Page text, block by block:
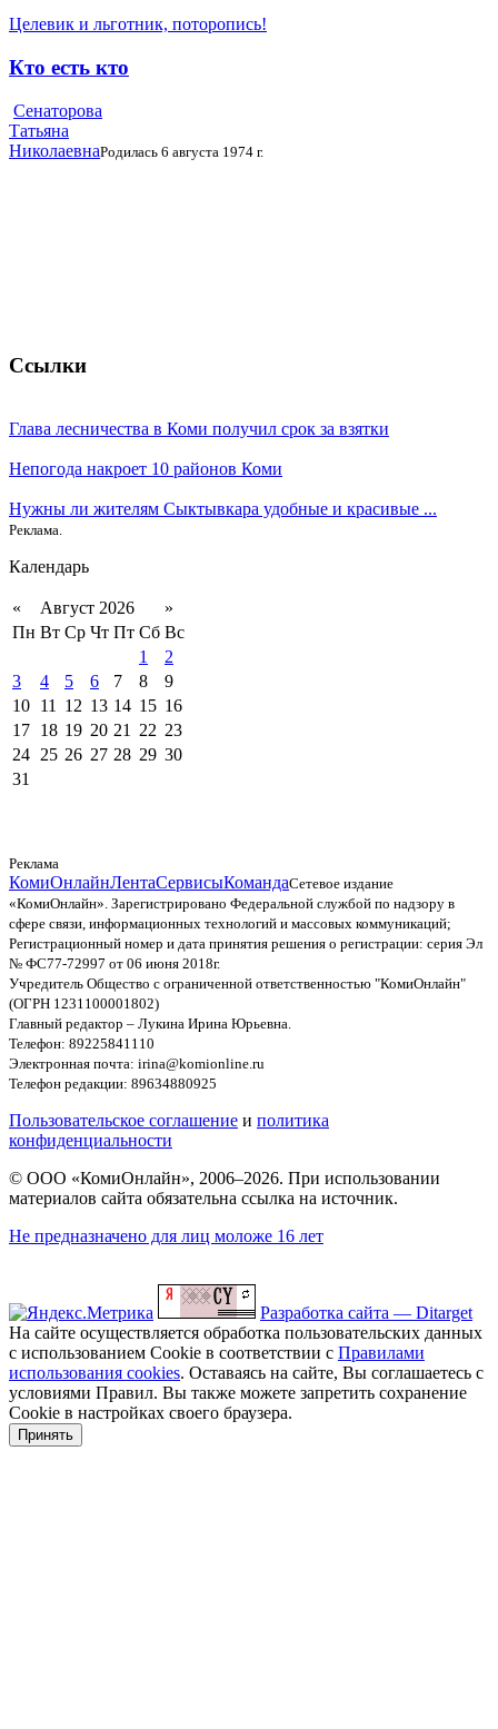
Целевик и льготник, поторопись!
Кто есть кто
Сенаторова
Татьяна
НиколаевнаРодилась 6 августа 1974 г.
Ссылки
Глава лесничества в Коми получил срок за взятки
Непогода накроет 10 районов Коми
Нужны ли жителям Сыктывкара удобные и красивые ...
Реклама.
Календарь
« Август 2026
»
Пн Вт Ср Чт Пт Сб Вс
1
2
3
4 5 6 7 8
9
10 11 12 13 14 15 16
17 18 19 20 21 22 23
24 25 26 27 28 29 30
31
Реклама
КомиОнлайнЛентаСервисыКомандаСетевое издание
«КомиОнлайн». Зарегистрировано Федеральной службой по надзору в
сфере связи, информационных технологий и массовых коммуникаций;
Регистрационный номер и дата принятия решения о регистрации: серия Эл
№ ФС77-72997 от 06 июня 2018г.
Учредитель Общество с ограниченной ответственностью "КомиОнлайн"
(ОГРН 1231100001802)
Главный редактор – Лукина Ирина Юрьевна.
Телефон: 89225841110
Электронная почта: irina@komionline.ru
Телефон редакции: 89634880925
Пользовательское соглашение и политика
конфиденциальности
© ООО «КомиОнлайн», 2006–2026. При использовании
материалов сайта обязательна ссылка на источник.
Не предназначено для лиц моложе 16 лет
Разработка сайта — Ditarget
На сайте осуществляется обработка пользовательских данных
с использованием Cookie в соответствии с Правилами
использования cookies. Оставаясь на сайте, Вы соглашаетесь с
условиями Правил. Вы также можете запретить сохранение
Cookie в настройках своего браузера.
Принять